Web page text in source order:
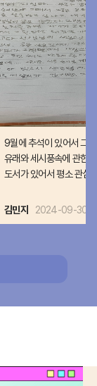
9월에 추석이 있어서 그
유래와 세시풍속에 관한
도서가 있어서 평소 관심
김민지 2024-09-30